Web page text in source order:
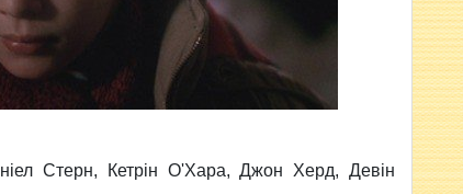
Стерн, Кетрін О'Хара, Джон Херд, Девін